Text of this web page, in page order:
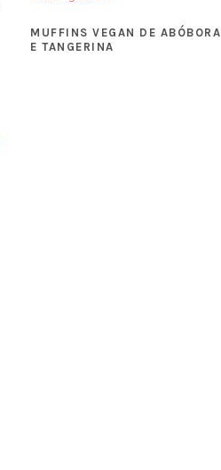
MUFFINS VEGAN DE ABÓBORA
E TANGERINA